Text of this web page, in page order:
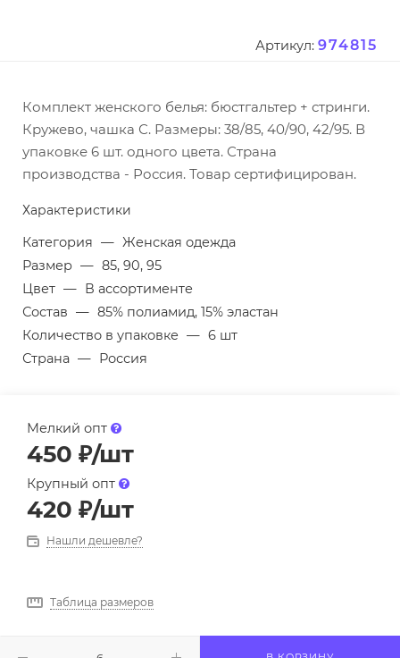
Артикул: 974815
Комплект женского белья: бюстгальтер + стринги.
Кружево, чашка С. Размеры: 38/85, 40/90, 42/95. В
упаковке 6 шт. одного цвета. Страна
производства - Россия. Товар сертифицирован.
Характеристики
Категория — Женская одежда
Размер — 85, 90, 95
Цвет — В ассортименте
Состав — 85% полиамид, 15% эластан
Количество в упаковке — 6 шт
Страна — Россия
Мелкий опт
450 ₽/шт
Крупный опт
420 ₽/шт
Нашли дешевле?
Таблица размеров